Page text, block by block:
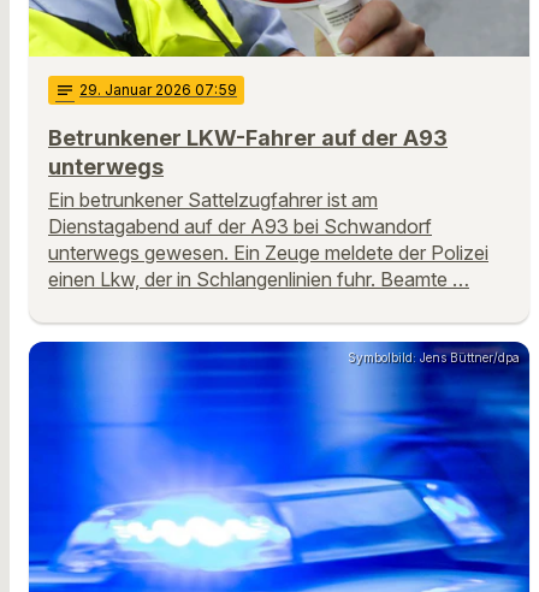
notes 29. Januar 2026 07:59
Betrunkener LKW-Fahrer auf der A93
unterwegs
Ein betrunkener Sattelzugfahrer ist am
Dienstagabend auf der A93 bei Schwandorf
unterwegs gewesen. Ein Zeuge meldete der Polizei
einen Lkw, der in Schlangenlinien fuhr. Beamte …
Symbolbild: Jens Büttner/dpa